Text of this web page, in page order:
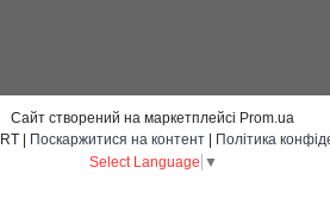
Сайт створений на маркетплейсі Prom.ua
Поскаржитися на контент
Політика
Select Language ▼